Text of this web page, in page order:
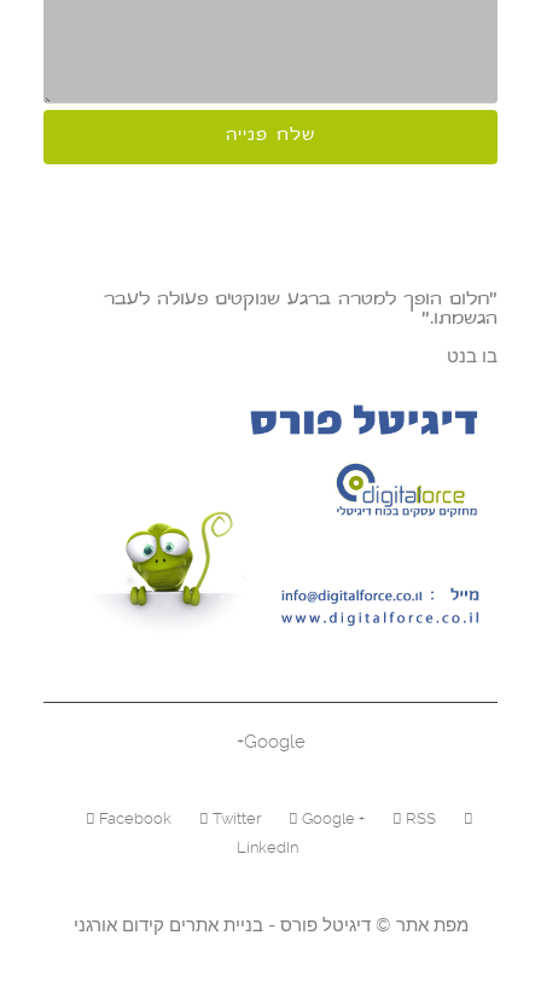
"חלום הופך למטרה ברגע שנוקטים פעולה לעבר
הגשמתו."
בו בנט
Google+
Facebook Twitter Google +
RSS
LinkedIn
מפת אתר ©דיגיטל פורס - בניית אתרים קידום אורגני